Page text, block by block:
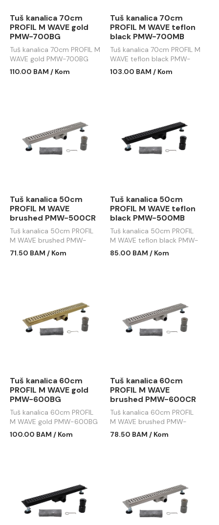
Tuš kanalica 70cm
PROFIL M WAVE gold
PMW-700BG
Tuš kanalica 70cm PROFIL M
WAVE gold PMW-700BG
110.00 BAM / Kom
Tuš kanalica 70cm
PROFIL M WAVE teflon
black PMW-700MB
Tuš kanalica 70cm PROFIL M
WAVE teflon black PMW-
700MB
103.00 BAM / Kom
Tuš kanalica 50cm
PROFIL M WAVE
brushed PMW-500CR
Tuš kanalica 50cm PROFIL
M WAVE brushed PMW-
500CR
71.50 BAM / Kom
Tuš kanalica 50cm
PROFIL M WAVE teflon
black PMW-500MB
Tuš kanalica 50cm PROFIL
M WAVE teflon black PMW-
500MB
85.00 BAM / Kom
Tuš kanalica 60cm
PROFIL M WAVE gold
PMW-600BG
Tuš kanalica 60cm PROFIL
M WAVE gold PMW-600BG
100.00 BAM / Kom
Tuš kanalica 60cm
PROFIL M WAVE
brushed PMW-600CR
Tuš kanalica 60cm PROFIL
M WAVE brushed PMW-
600CR
78.50 BAM / Kom